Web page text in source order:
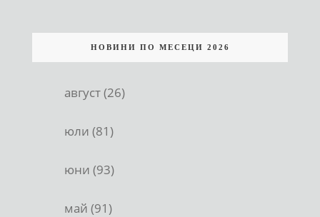
НОВИНИ ПО МЕСЕЦИ 2026
август (26)
юли (81)
юни (93)
май (91)